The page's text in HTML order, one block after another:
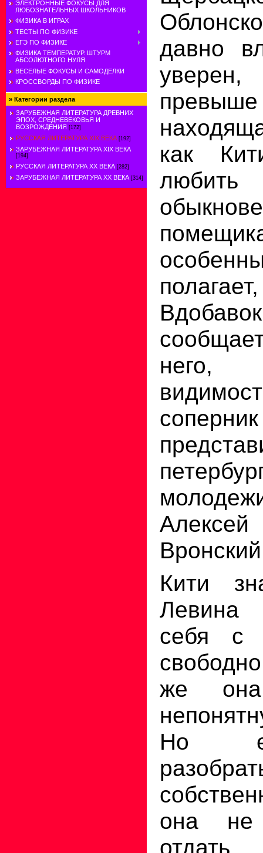
ЭЛЕКТРОННЫЕ ФОКУСЫ ДЛЯ
ЛЮБОЗНАТЕЛЬНЫХ ШКОЛЬНИКОВ
ФИЗИКА В ИГРАХ
ТЕСТЫ ПО ФИЗИКЕ
ЕГЭ ПО ФИЗИКЕ
ФИЗИКА ТЕМПЕРАТУР. ШТУРМ
АБСОЛЮТНОГО НУЛЯ
ВЕСЕЛЫЕ ФОКУСЫ И САМОДЕЛКИ
КРОССВОРДЫ ПО ФИЗИКЕ
» Категории раздела
ЗАРУБЕЖНАЯ ЛИТЕРАТУРА ДРЕВНИХ
ЭПОХ, СРЕДНЕВЕКОВЬЯ И
ВОЗРОЖДЕНИЯ [172]
РУССКАЯ ЛИТЕРАТУРА XIX ВЕКА [192]
ЗАРУБЕЖНАЯ ЛИТЕРАТУРА XIX ВЕКА
[194]
РУССКАЯ ЛИТЕРАТУРА XX ВЕКА [282]
ЗАРУБЕЖНАЯ ЛИТЕРАТУРА ХХ ВЕКА [314]
давно
превыше
как
Кити
Левина
себя с
же она
Но
она не
отдать